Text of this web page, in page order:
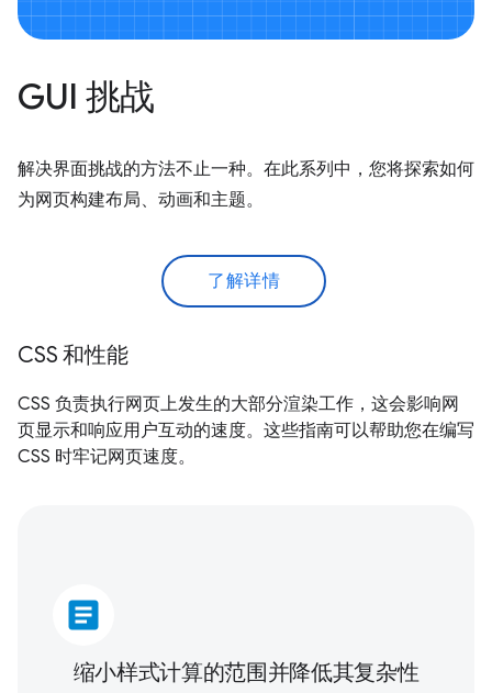
GUI 挑战
解决界面挑战的方法不止一种。在此系列中，您将探索如何
为网页构建布局、动画和主题。
了解详情
CSS 和性能
CSS 负责执行网页上发生的大部分渲染工作，这会影响网
页显示和响应用户互动的速度。这些指南可以帮助您在编写
CSS 时牢记网页速度。
article
缩小样式计算的范围并降低其复杂性